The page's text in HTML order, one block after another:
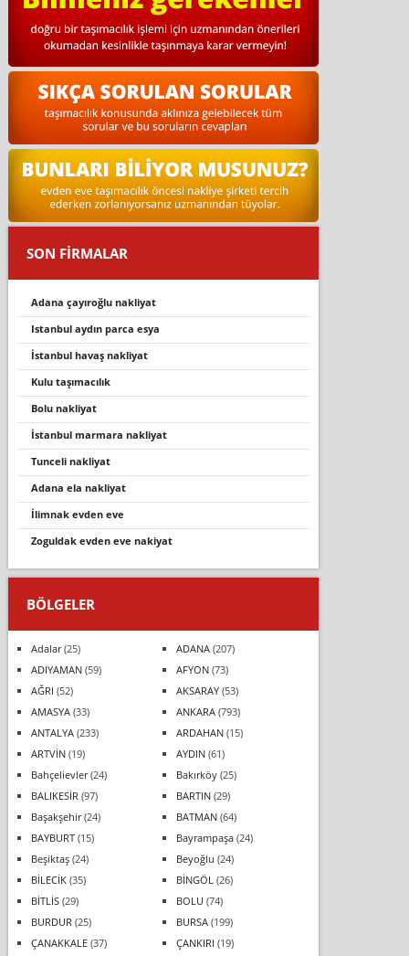
SON FİRMALAR
adana çayıroğlu nakliyat
ıstanbul aydın parca esya
i̇stanbul havaş nakliyat
kulu taşimacilik
bolu nakliyat
i̇stanbul marmara nakliyat
tunceli nakliyat
adana ela nakliyat
i̇limnak evden eve
zoguldak evden eve nakiyat
BÖLGELER
Adalar(25) ADANA(207)
ADIYAMAN(59) AFYON(73)
AĞRI (52) AKSARAY(53)
AMASYA(33) ANKARA(793)
ANTALYA(233) ARDAHAN(15)
ARTVİN(19) AYDIN(61)
Bahçelievler(24) Bakırköy(25)
BALIKESİR (97) BARTIN(29)
Başakşehir(24) BATMAN(64)
BAYBURT(15) Bayrampaşa(24)
Beşiktaş(24) Beyoğlu (24)
BİLECİK(35) BİNGÖL (26)
BİTLİS(29) BOLU (74)
BURDUR (25) BURSA(199)
ÇANAKKALE(37) ÇANKIRI (19)